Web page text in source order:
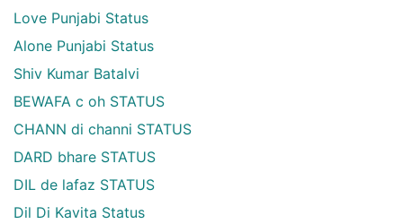
Love Punjabi Status
Alone Punjabi Status
Shiv Kumar Batalvi
BEWAFA c oh STATUS
CHANN di channi STATUS
DARD bhare STATUS
DIL de lafaz STATUS
Dil Di Kavita Status